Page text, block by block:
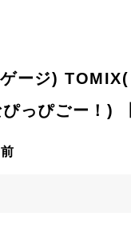
ージ)
ぴっぴごー！)